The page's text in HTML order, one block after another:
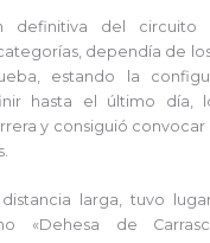
definitiva del circuito
dependía de
estando la
hasta el último día,
y consiguió convocar
larga, tuvo
«Dehesa de